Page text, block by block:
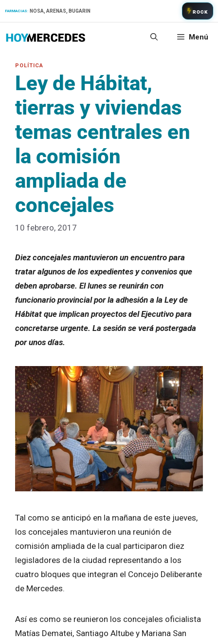
FARMACIAS: NOSA, ARENAS, BUGARIN ROCK
Menú
Ley de Hábitat,
tierras y viviendas
temas centrales en
la comisión
ampliada de
concejales
10 febrero, 2017
Diez concejales mantuvieron un encuentro para
tratar algunos de los expedientes y convenios que
deben aprobarse. El lunes se reunirán con
funcionario provincial por la adhesión a la Ley de
Hábitat que implican proyectos del Ejecutivo para
concretarse urgente. La sesión se verá postergada
por unos días.
Tal como se anticipó en la mañana de este jueves,
los concejales mantuvieron una reunión de
comisión ampliada de la cual participaron diez
legisladores de la ciudad representando a los
cuatro bloques que integran el Concejo Deliberante
de Mercedes.
Así es como se reunieron los concejales oficialista
Matías Dematei, Santiago Altube y Mariana San